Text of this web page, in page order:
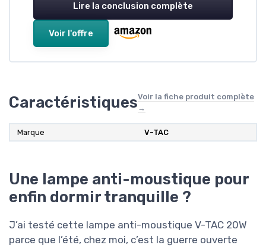
Lire la conclusion complète
Voir l'offre
CaractéristiquesVoir la fiche produit complète
→
Marque V-TAC
Une lampe anti-moustique pour
enfin dormir tranquille ?
J’ai testé cette lampe anti-moustique V-TAC 20W
parce que l’été, chez moi, c’est la guerre ouverte